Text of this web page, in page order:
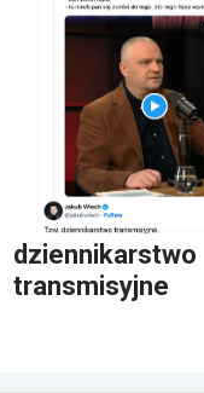
dziennikarstwo
transmisyjne